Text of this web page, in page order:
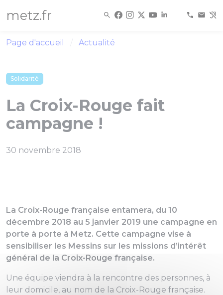
metz.fr
Page d'accueil Actualité
Solidarité
La Croix-Rouge fait
campagne !
30 novembre 2018
La Croix-Rouge française entamera, du 10
décembre 2018 au 5 janvier 2019 une campagne en
porte à porte à Metz. Cette campagne vise à
sensibiliser les Messins sur les missions d’intérêt
général de la Croix-Rouge française.
Une équipe viendra à la rencontre des personnes, à
leur domicile, au nom de la Croix-Rouge française.